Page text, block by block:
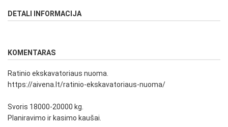
DETALI INFORMACIJA
KOMENTARAS
Ratinio ekskavatoriaus nuoma.
https://aivena.lt/ratinio-ekskavatoriaus-nuoma/
Svoris 18000-20000 kg.
Planiravimo ir kasimo kaušai.